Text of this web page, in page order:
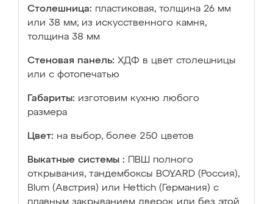
Столешница: пластиковая, толщина 26 мм
или 38 мм; из искусственного камня,
толщина 38 мм
Стеновая панель: ХДФ в цвет столешницы
или с фотопечатью
Габариты: изготовим кухню любого
размера
Цвет: на выбор, более 250 цветов
Выкатные системы :
ПВШ полного
открывания, тандембоксы BOYARD (Россия),
Blum (Австрия) или Hettich (Германия) с